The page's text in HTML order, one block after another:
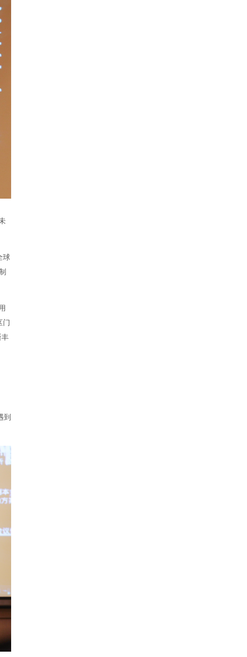
球
门
到